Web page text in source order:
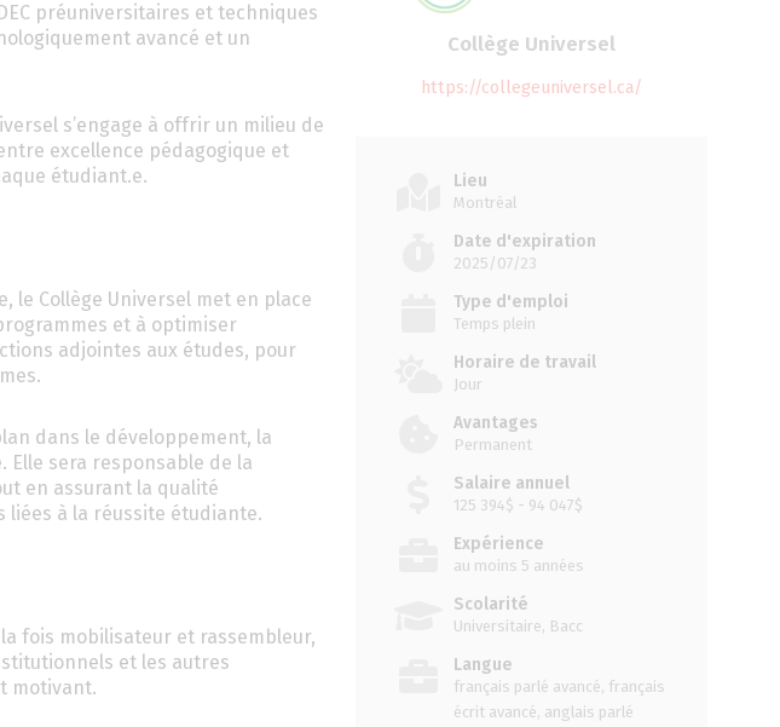
préuniversitaires et techniques
avancé et un
s’engage à offrir un milieu de
excellence pédagogique et
étudiant.e.
le Collège Universel met en place
et à optimiser
adjointes aux études, pour
dans le développement, la
Elle sera responsable de la
en assurant la qualité
liées à la réussite étudiante.
fois mobilisateur et rassembleur,
et les autres
motivant.
Collège Universel
https://collegeuniversel.ca/
Lieu
Montréal
Date d'expiration
2025/07/23
Type d'emploi
Temps plein
Horaire de travail
Jour
Avantages
Permanent
Salaire annuel
125 394$ - 94 047$
Expérience
au moins 5 années
Scolarité
Universitaire, Bacc
Langue
français parlé avancé, français
écrit avancé, anglais parlé